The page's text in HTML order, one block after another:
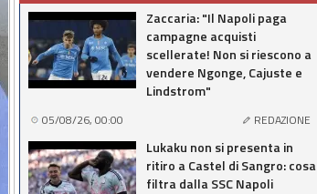
Zaccaria: "Il Napoli paga
campagne acquisti
scellerate! Non si riescono a
vendere Ngonge, Cajuste e
Lindstrom"
05/08/26, 00:00 REDAZIONE
Lukaku non si presenta in
ritiro a Castel di Sangro: cosa
filtra dalla SSC Napoli